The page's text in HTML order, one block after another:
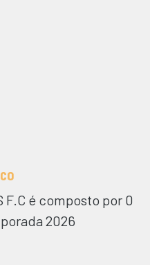
F.C é composto por 0
2026